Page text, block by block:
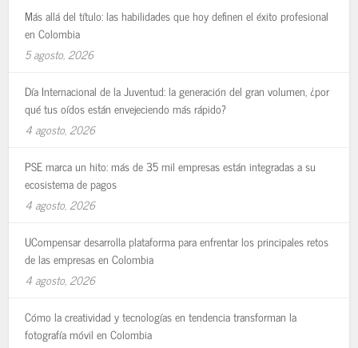
Más allá del título: las habilidades que hoy definen el éxito profesional
en Colombia
5 agosto, 2026
Día Internacional de la Juventud: la generación del gran volumen, ¿por
qué tus oídos están envejeciendo más rápido?
4 agosto, 2026
PSE marca un hito: más de 35 mil empresas están integradas a su
ecosistema de pagos
4 agosto, 2026
UCompensar desarrolla plataforma para enfrentar los principales retos
de las empresas en Colombia
4 agosto, 2026
Cómo la creatividad y tecnologías en tendencia transforman la
fotografía móvil en Colombia